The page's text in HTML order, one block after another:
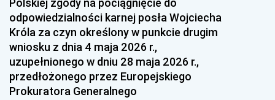
1948 1947
1939 1938 1937
1936 1930
odpowiedzialności karnej posła Wojciecha
Króla za czyn określony w punkcie drugim
wniosku z dnia 4 maja 2026 r.,
uzupełnionego w dniu 28 maja 2026 r.,
przedłożonego przez Europejskiego
Prokuratora Generalnego